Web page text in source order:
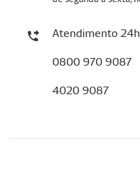
Atendimento 24h
0800 970 9087
4020 9087